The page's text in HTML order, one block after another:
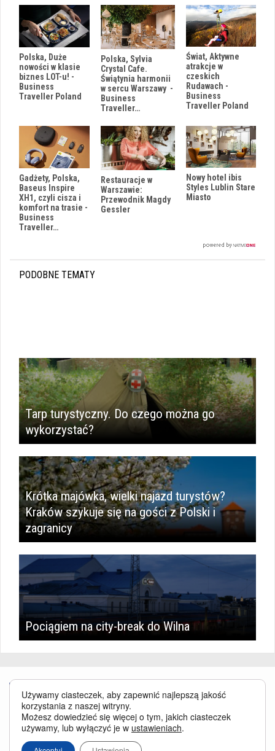
Polska, Duże
nowości w klasie
biznes LOT-u! -
Business
Traveller Poland
Polska, Sylvia
Crystal Cafe.
Świątynia harmonii
w sercu Warszawy -
Business
Traveller…
Świat, Aktywne
atrakcje w
czeskich
Rudawach -
Business
Traveller Poland
Gadżety, Polska,
Baseus Inspire
XH1, czyli cisza i
komfort na trasie -
Business
Traveller…
Restauracje w
Warszawie:
Przewodnik Magdy
Gessler
Nowy hotel ibis
Styles Lublin Stare
Miasto
PODOBNE TEMATY
Tarp turystyczny. Do czego można go
wykorzystać?
Krótka majówka, wielki najazd turystów?
Kraków szykuje się na gości z Polski i
zagranicy
Pociągiem na city-break do Wilna
Serwis BusinessTraveller.pl wykorzystuje pliki cookies
technologie o analogicznym charakterze, przede wszystkim w celu
Używamy ciasteczek, aby zapewnić najlepszą jakość
korzystania z naszej witryny.
Możesz dowiedzieć się więcej o tym, jakich ciasteczek
używamy, lub wyłączyć je w ustawieniach.